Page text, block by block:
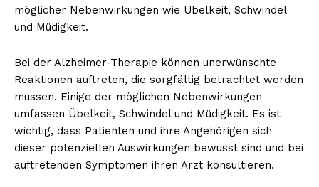
möglicher Nebenwirkungen wie Übelkeit, Schwindel
und Müdigkeit.
Bei der Alzheimer-Therapie können unerwünschte
Reaktionen auftreten, die sorgfältig betrachtet werden
müssen. Einige der möglichen Nebenwirkungen
umfassen Übelkeit, Schwindel und Müdigkeit. Es ist
wichtig, dass Patienten und ihre Angehörigen sich
dieser potenziellen Auswirkungen bewusst sind und bei
auftretenden Symptomen ihren Arzt konsultieren.